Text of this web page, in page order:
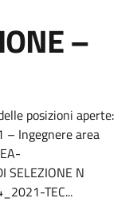
–
posizioni aperte:
– Ingegnere area
SELEZIONE N
TEC...